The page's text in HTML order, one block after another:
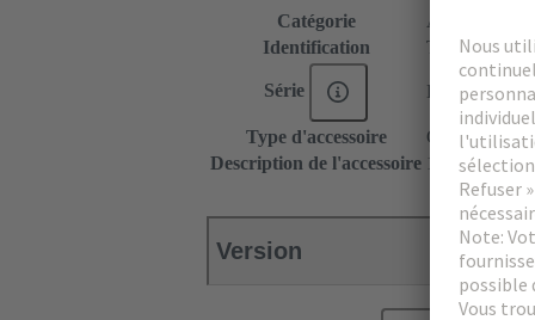
Catégorie
Accessoires
Identification
Type B
Série DIN 41612
Type d'accessoire
Capot
Description de l'accessoire 10 mm
Version